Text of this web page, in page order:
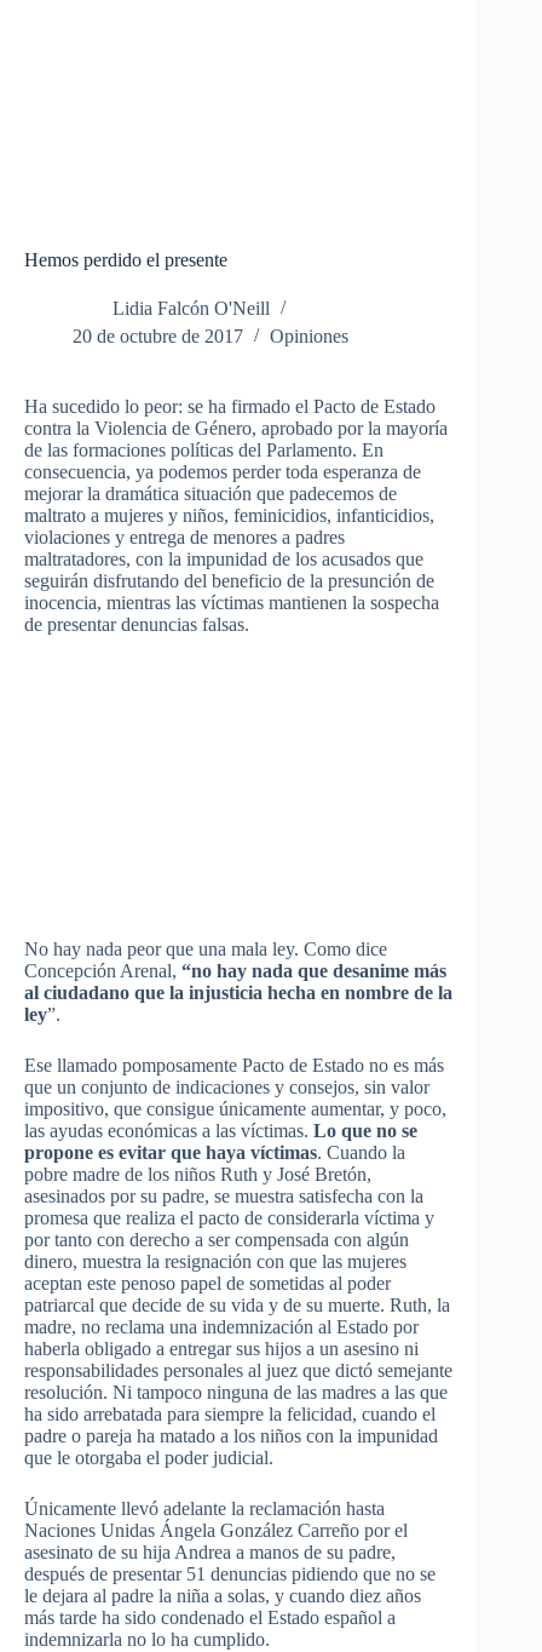
Hemos perdido el presente
Lidia Falcón O'Neill
20 de octubre de 2017
Opiniones
Ha sucedido lo peor: se ha firmado el Pacto de Estado
contra la Violencia de Género, aprobado por la mayoría
de las formaciones políticas del Parlamento. En
consecuencia, ya podemos perder toda esperanza de
mejorar la dramática situación que padecemos de
maltrato a mujeres y niños, feminicidios, infanticidios,
violaciones y entrega de menores a padres
maltratadores, con la impunidad de los acusados que
seguirán disfrutando del beneficio de la presunción de
inocencia, mientras las víctimas mantienen la sospecha
de presentar denuncias falsas.
No hay nada peor que una mala ley. Como dice
Concepción Arenal, “no hay nada que desanime más
al ciudadano que la injusticia hecha en nombre de la
ley”.
Ese llamado pomposamente Pacto de Estado no es más
que un conjunto de indicaciones y consejos, sin valor
impositivo, que consigue únicamente aumentar, y poco,
las ayudas económicas a las víctimas. Lo que no se
propone es evitar que haya víctimas. Cuando la
pobre madre de los niños Ruth y José Bretón,
asesinados por su padre, se muestra satisfecha con la
promesa que realiza el pacto de considerarla víctima y
por tanto con derecho a ser compensada con algún
dinero, muestra la resignación con que las mujeres
aceptan este penoso papel de sometidas al poder
patriarcal que decide de su vida y de su muerte. Ruth, la
madre, no reclama una indemnización al Estado por
haberla obligado a entregar sus hijos a un asesino ni
responsabilidades personales al juez que dictó semejante
resolución. Ni tampoco ninguna de las madres a las que
ha sido arrebatada para siempre la felicidad, cuando el
padre o pareja ha matado a los niños con la impunidad
que le otorgaba el poder judicial.
Únicamente llevó adelante la reclamación hasta
Naciones Unidas Ángela González Carreño por el
asesinato de su hija Andrea a manos de su padre,
después de presentar 51 denuncias pidiendo que no se
le dejara al padre la niña a solas, y cuando diez años
más tarde ha sido condenado el Estado español a
indemnizarla no lo ha cumplido.